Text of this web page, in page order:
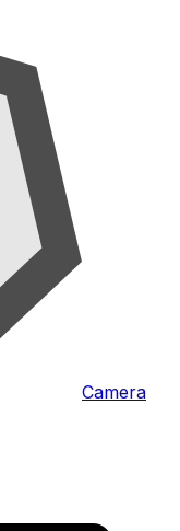
Camera